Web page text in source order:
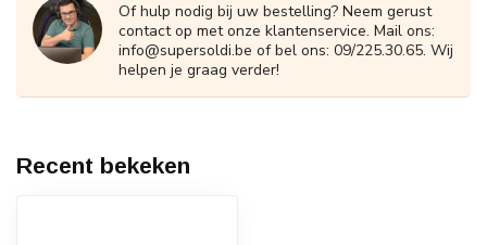
Of hulp nodig bij uw bestelling? Neem gerust
contact op met onze klantenservice. Mail ons:
info@supersoldi.be of bel ons: 09/225.30.65. Wij
helpen je graag verder!
Recent bekeken